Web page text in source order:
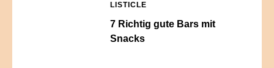
LISTICLE
7 Richtig gute Bars mit
Snacks